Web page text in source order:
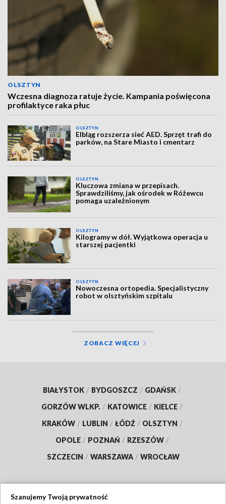
OLSZTYN
Wczesna diagnoza ratuje życie. Kampania poświęcona
profilaktyce raka płuc
OLSZTYN
Elbląg rozszerza sieć AED. Sprzęt trafi do
parków, na Stare Miasto i cmentarz
OLSZTYN
Kluczowa zmiana w przepisach.
Sprawdziliśmy, jak ośrodek w Różewcu
pomaga uzależnionym
OLSZTYN
Kilogramy w dół. Wyjątkowa operacja u
starszej pacjentki
OLSZTYN
Nowoczesna ortopedia. Specjalistyczny
robot w olsztyńskim szpitalu
ZOBACZ WIĘCEJ
BIAŁYSTOK / BYDGOSZCZ / GDAŃSK /
GORZÓW WLKP. / KATOWICE / KIELCE /
KRAKÓW / LUBLIN / ŁÓDŹ / OLSZTYN /
OPOLE / POZNAŃ / RZESZÓW /
SZCZECIN / WARSZAWA / WROCŁAW
Szanujemy Twoją prywatność